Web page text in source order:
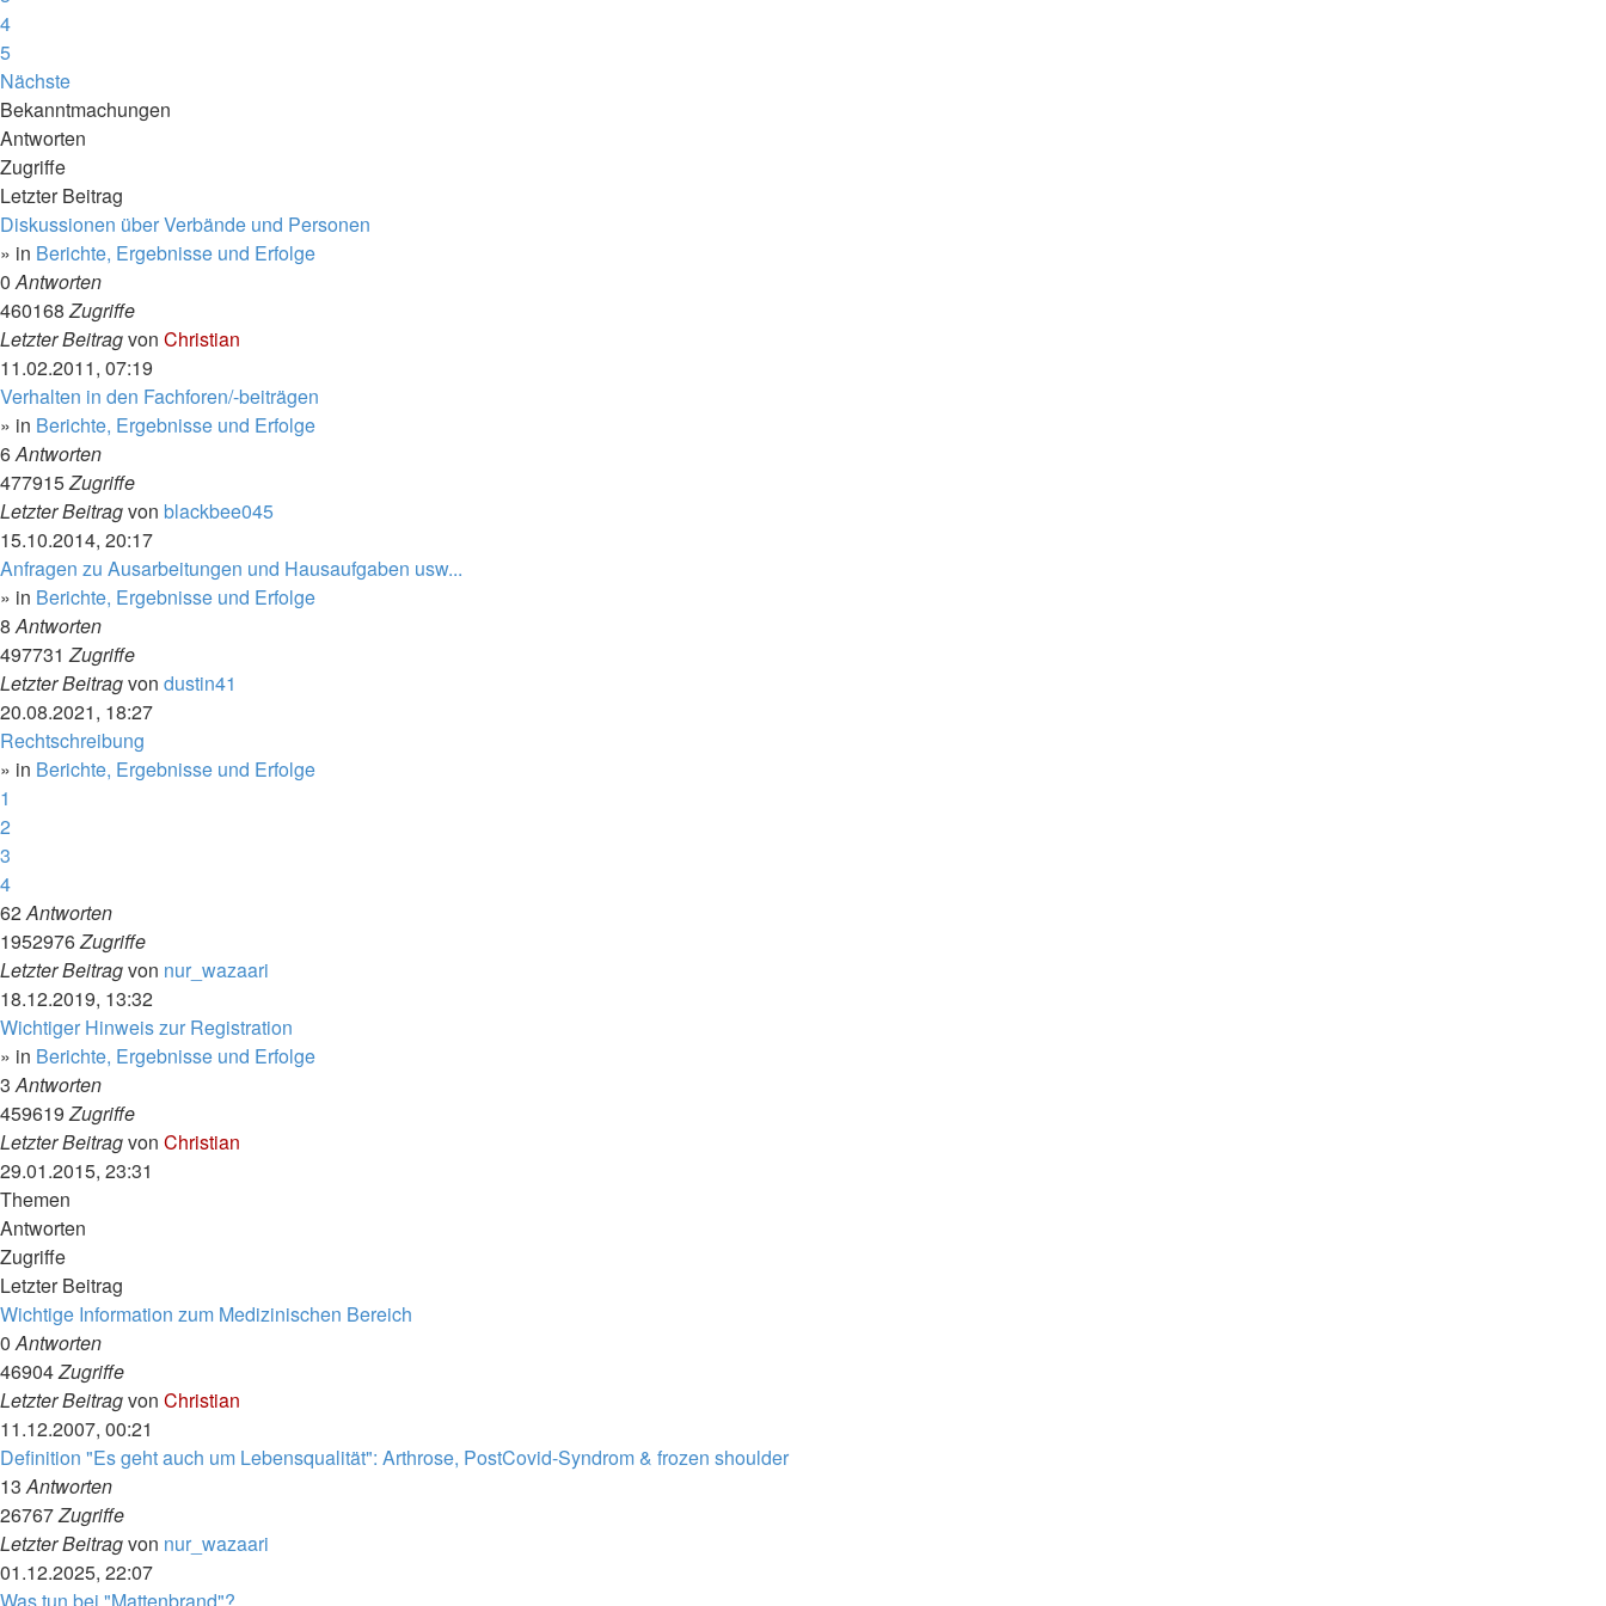
4
5
Nächste
Bekanntmachungen
Antworten
Zugriffe
Letzter Beitrag
Diskussionen über Verbände und Personen
» in Berichte, Ergebnisse und Erfolge
0Antworten
460168Zugriffe
Letzter Beitragvon Christian
11.02.2011, 07:19
Verhalten in den Fachforen/-beiträgen
» in Berichte, Ergebnisse und Erfolge
6Antworten
477915Zugriffe
Letzter Beitragvon blackbee045
15.10.2014, 20:17
Anfragen zu Ausarbeitungen und Hausaufgaben usw...
» in Berichte, Ergebnisse und Erfolge
8Antworten
497731Zugriffe
Letzter Beitragvon dustin41
20.08.2021, 18:27
Rechtschreibung
» in Berichte, Ergebnisse und Erfolge
1
2
3
4
62Antworten
1952976Zugriffe
Letzter Beitragvon nur_wazaari
18.12.2019, 13:32
Wichtiger Hinweis zur Registration
» in Berichte, Ergebnisse und Erfolge
3Antworten
459619Zugriffe
Letzter Beitragvon Christian
29.01.2015, 23:31
Themen
Antworten
Zugriffe
Letzter Beitrag
Wichtige Information zum Medizinischen Bereich
0Antworten
46904Zugriffe
Letzter Beitragvon Christian
11.12.2007, 00:21
Definition "Es geht auch um Lebensqualität": Arthrose, PostCovid-Syndrom & frozen shoulder
13Antworten
26767Zugriffe
Letzter Beitragvon nur_wazaari
01.12.2025, 22:07